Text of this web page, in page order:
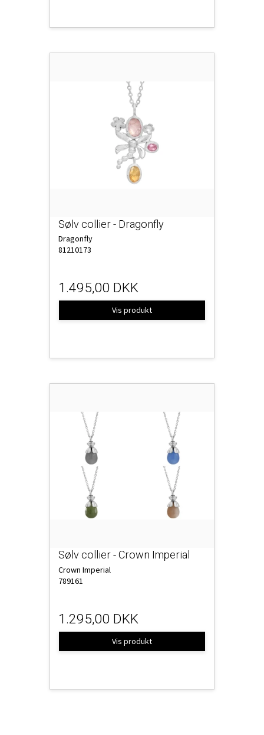
Sølv collier - Dragonfly
Dragonfly
81210173
1.495,00 DKK
Vis produkt
Sølv collier - Crown Imperial
Crown Imperial
789161
1.295,00 DKK
Vis produkt